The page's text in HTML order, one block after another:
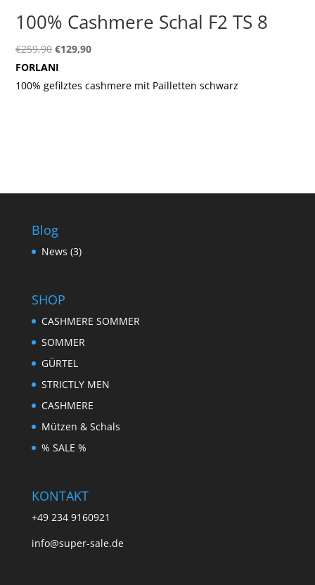
100% Cashmere Schal F2 TS 8
€259,90 Ursprünglicher
Preis
war:
€129,90Aktueller
ist:
FORLANI
100% gefilztes cashmere mit Pailletten schwarz
Blog
News (3)
SHOP
CASHMERE SOMMER
SOMMER
GÜRTEL
STRICTLY MEN
CASHMERE
Mützen & Schals
% SALE %
KONTAKT
+49 234 9160921
info@super-sale.de